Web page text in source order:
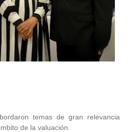
temas de gran relevancia
de la valuación.